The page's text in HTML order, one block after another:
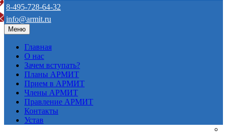
8-495-728-64-32
info@armit.ru
Меню
Главная
О нас
Зачем вступать?
Планы АРМИТ
Прием в АРМИТ
Члены АРМИТ
Правление АРМИТ
Контакты
Устав